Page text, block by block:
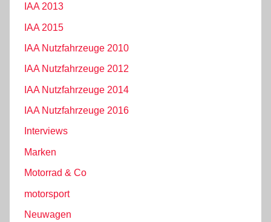
IAA 2013
IAA 2015
IAA Nutzfahrzeuge 2010
IAA Nutzfahrzeuge 2012
IAA Nutzfahrzeuge 2014
IAA Nutzfahrzeuge 2016
Interviews
Marken
Motorrad & Co
motorsport
Neuwagen